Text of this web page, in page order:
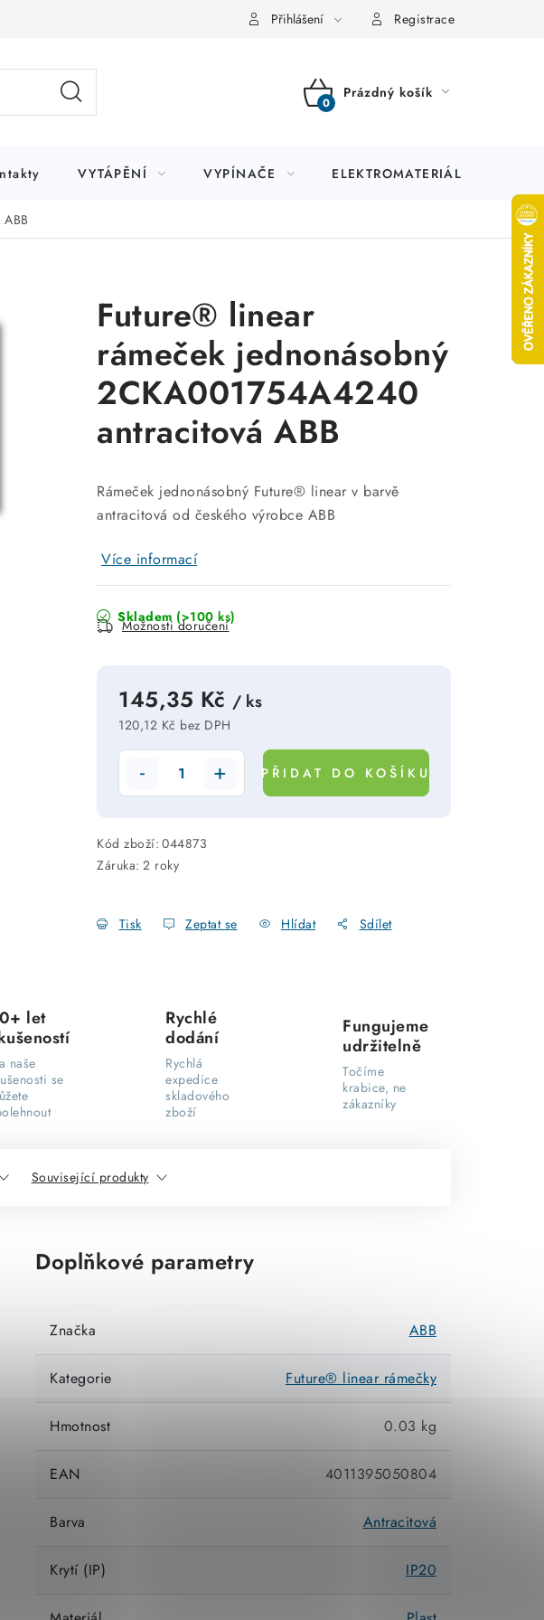
Přihlášení Registrace
NÁKUPNÍ
Prázdný košík
VYTÁPĚNÍ VYPÍNAČE ELEKTROMATERIÁL
Future® linear
rámeček jednonásobný
2CKA001754A4240
antracitová ABB
Rámeček jednonásobný Future® linear v barvě
antracitová od českého výrobce ABB
Více informací
Skladem (>100 ks)
Možnosti doručení
145,35 Kč / ks
120,12 Kč bez DPH
PŘIDAT DO KOŠÍKU
Kód zboží: 044873
Záruka: 2 roky
Tisk Zeptat se Hlídat Sdílet
let
naše
se
Rychlé
dodání
Rychlá
expedice
skladového
zboží
Fungujeme
udržitelně
Točíme
krabice, ne
zákazníky
Související produkty
Doplňkové parametry
Značka ABB
Kategorie Future® linear rámečky
Hmotnost 0.03 kg
EAN 4011395050804
Barva Antracitová
Krytí (IP) IP20